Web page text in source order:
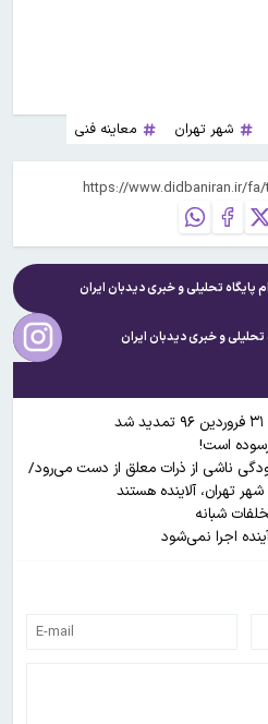
شهر تهران معاینه فنی
پایگاه تحلیلی و خبریدیدبان ایران
تحلیلی و خبریدیدبان ایران
بر اثر آلودگی ناشی از ذرات معلق از دست می‌رود/
اجرا نمی‌شود